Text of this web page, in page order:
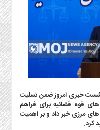
نشست خبری امروز ضمن تسلیت
قوه قضائیه برای فراهم
مرزی خبر داد و بر اهمیت
کرد.